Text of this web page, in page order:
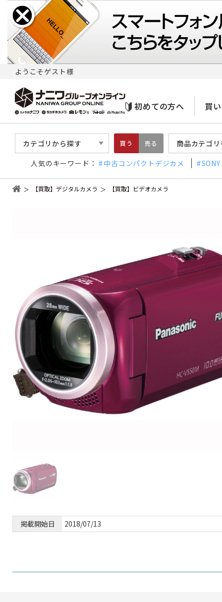
ようこそゲスト様
初めての方へ 買
カテゴリから探す 買う 売る 商品カテゴ
人気のキーワード： 中古コンパクトデジカメ
【買取】デジタルカメラ 【買取】ビデオカメラ
掲載開始日 2018/07/13